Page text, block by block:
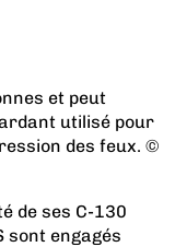
et peut
utilisé pour
des feux. ©
de ses C-130
sont engagés